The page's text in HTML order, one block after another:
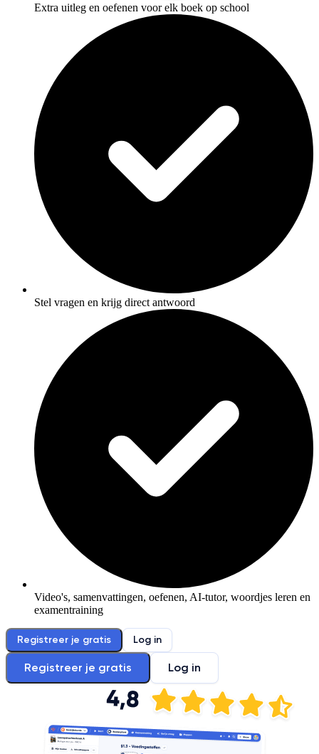
Extra uitleg en oefenen voor elk boek op school
Stel vragen en krijg direct antwoord
Video's, samenvattingen, oefenen, AI-tutor, woordjes leren en
examentraining
Registreer je gratis Log in
Registreer je gratis Log in